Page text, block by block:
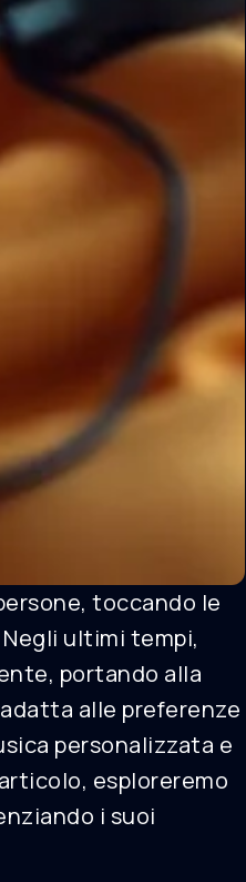
toccando le
ultimi tempi,
portando alla
alle preferenze
personalizzata e
esploreremo
i suoi